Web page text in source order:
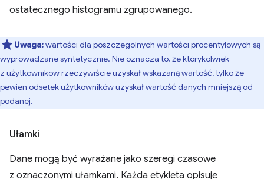
ostatecznego histogramu zgrupowanego.
Uwaga:wartości dla poszczególnych wartości procentylowych są
wyprowadzane syntetycznie. Nie oznacza to, że którykolwiek
z użytkowników rzeczywiście uzyskał wskazaną wartość, tylko że
pewien odsetek użytkowników uzyskał wartość danych mniejszą od
podanej.
Ułamki
Dane mogą być wyrażane jako szeregi czasowe
z oznaczonymi ułamkami. Każda etykieta opisuje